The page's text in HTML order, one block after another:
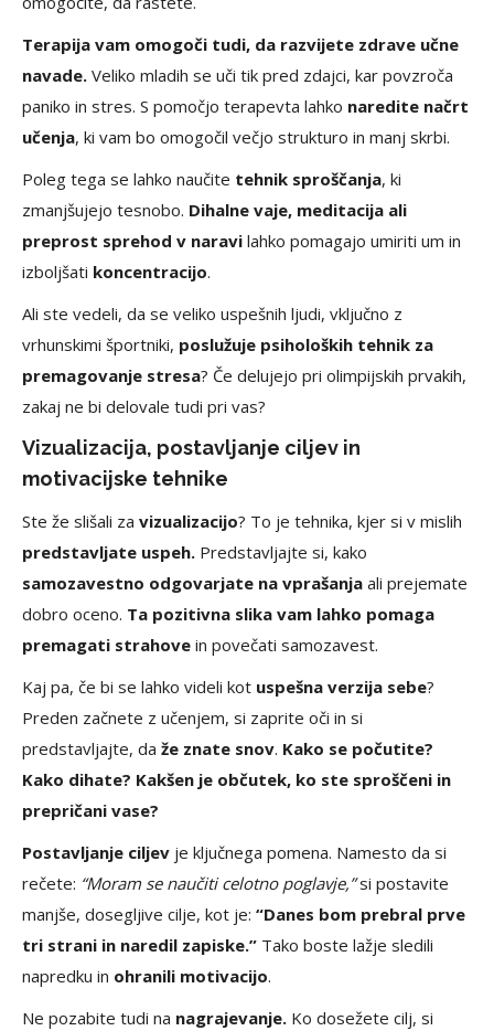
Terapija vam omogoči tudi, da razvijete zdrave učne
navade. Veliko mladih se uči tik pred zdajci, kar povzroča
paniko in stres. S pomočjo terapevta lahko naredite načrt
učenja, ki vam bo omogočil večjo strukturo in manj skrbi.
Poleg tega se lahko naučite tehnik sproščanja, ki
zmanjšujejo tesnobo. Dihalne vaje, meditacija ali
preprost sprehod v naravi lahko pomagajo umiriti um in
izboljšati koncentracijo.
Ali ste vedeli, da se veliko uspešnih ljudi, vključno z
vrhunskimi športniki, poslužuje psiholoških tehnik za
premagovanje stresa? Če delujejo pri olimpijskih prvakih,
zakaj ne bi delovale tudi pri vas?
Vizualizacija, postavljanje ciljev in
motivacijske tehnike
Ste že slišali za vizualizacijo? To je tehnika, kjer si v mislih
predstavljate uspeh. Predstavljajte si, kako
samozavestno odgovarjate na vprašanja ali prejemate
dobro oceno. Ta pozitivna slika vam lahko pomaga
premagati strahove in povečati samozavest.
Kaj pa, če bi se lahko videli kot uspešna verzija sebe?
Preden začnete z učenjem, si zaprite oči in si
predstavljajte, da že znate snov. Kako se počutite?
Kako dihate? Kakšen je občutek, ko ste sproščeni in
prepričani vase?
Postavljanje ciljev je ključnega pomena. Namesto da si
rečete: “Moram se naučiti celotno poglavje,”si postavite
manjše, dosegljive cilje, kot je: “Danes bom prebral prve
tri strani in naredil zapiske.” Tako boste lažje sledili
napredku in ohranili motivacijo.
Ne pozabite tudi na nagrajevanje. Ko dosežete cilj, si